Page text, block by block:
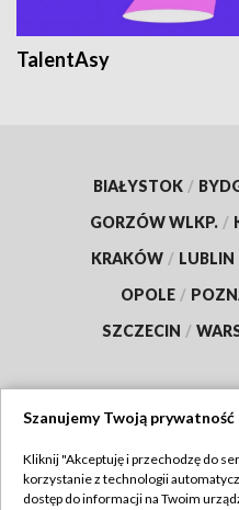
TalentAsy
BIAŁYSTOK /
GORZÓW WLKP. /
KRAKÓW / LUBLIN
OPOLE /
SZCZECIN /
Szanujemy Twoją prywatność
Kliknij "Akceptuję i przechodzę do
korzystanie z technologii
dostęp do informacji na Twoim